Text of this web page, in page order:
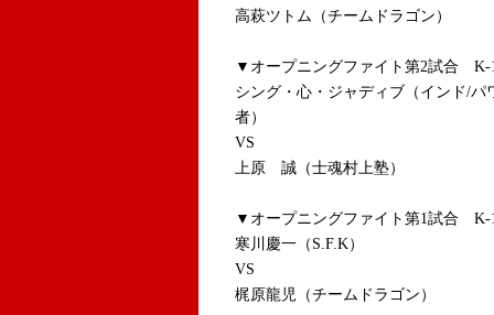
高萩ツトム（チームドラゴン）
▼オープニングファイト第2試合
シング・心・ジャディブ（インド/パ
者）
VS
上原 誠（士魂村上塾）
▼オープニングファイト第1試合
寒川慶一（S.F.K）
VS
梶原龍児（チームドラゴン）